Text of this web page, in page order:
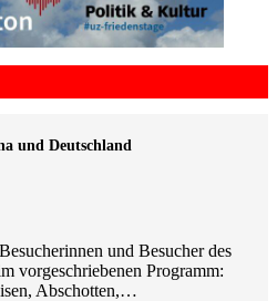
und Deutschland
und Besucher des
vorgeschriebenen Programm:
Abschotten,…